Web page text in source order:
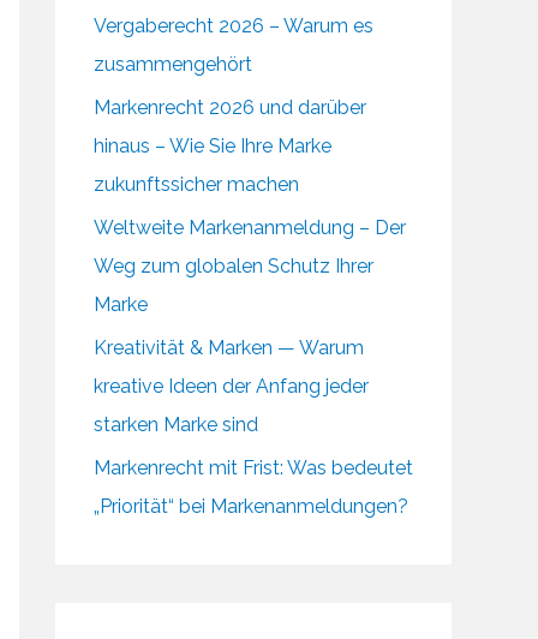
Vergaberecht 2026 – Warum es
zusammengehört
Markenrecht 2026 und darüber
hinaus – Wie Sie Ihre Marke
zukunftssicher machen
Weltweite Markenanmeldung – Der
Weg zum globalen Schutz Ihrer
Marke
Kreativität & Marken — Warum
kreative Ideen der Anfang jeder
starken Marke sind
Markenrecht mit Frist: Was bedeutet
„Priorität“ bei Markenanmeldungen?